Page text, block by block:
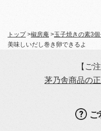
トップ>椒房庵 >玉子焼きの素3個
美味しいだし巻き卵できるよ
【ご
茅乃舎商品の
ご